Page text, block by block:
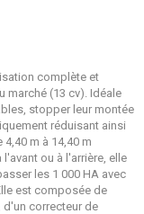
complète et
marché (13 cv). Idéale
stopper leur montée
réduisant ainsi
m à 14,40 m
ou à l'arrière, elle
les 1 000 HA avec
est composée de
d'un correcteur de